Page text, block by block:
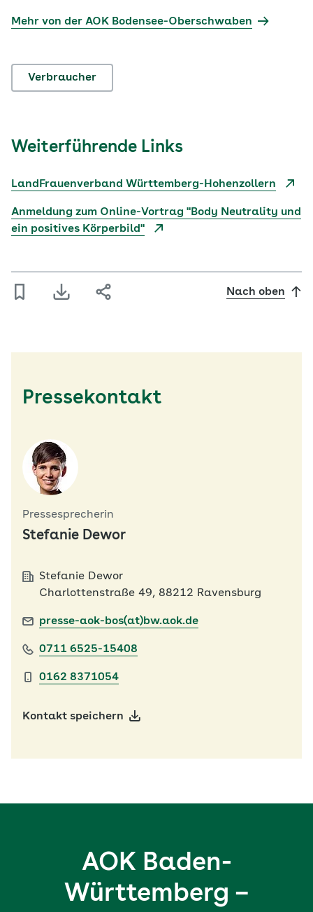
Mehr von der AOK Bodensee-Oberschwaben
Verbraucher
Weiterführende Links
LandFrauenverband Württemberg-Hohenzollern
Anmeldung zum Online-Vortrag "Body Neutrality und
ein positives Körperbild"
Nach oben
Pressekontakt
Pressesprecherin
Stefanie Dewor
Stefanie Dewor
Charlottenstraße 49, 88212 Ravensburg
presse-aok-bos(at)bw.aok.de
0711 6525-15408
0162 8371054
Kontakt speichern
AOK Baden-
Württemberg –